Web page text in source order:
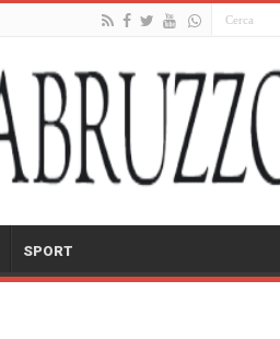
SPORT